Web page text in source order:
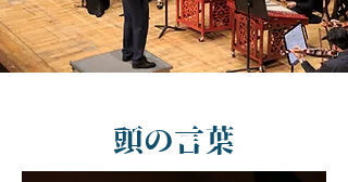
頭の言葉